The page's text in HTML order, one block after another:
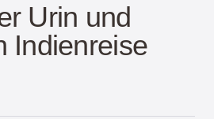
Urin und
Indienreise